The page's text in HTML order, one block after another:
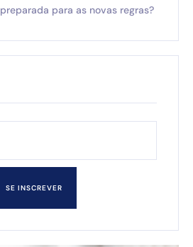
preparada para as novas regras?
SE INSCREVER